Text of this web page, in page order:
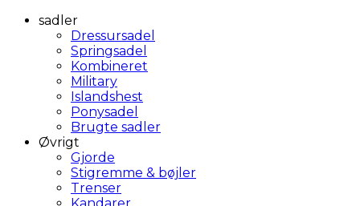
sadler
Dressursadel
Springsadel
Kombineret
Military
Islandshest
Ponysadel
Brugte sadler
Øvrigt
Gjorde
Stigremme & bøjler
Trenser